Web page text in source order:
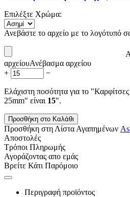
Επιλέξτε Χρώμα:
Ανεβάστε το αρχείο με το λογότυπό
αρχείουΑνέβασμα αρχείου
+
−
Ελάχιστη ποσότητα για το
25mm" είναι 15".
Προσθήκη στο Καλάθι
Προσθήκη στη Λίστα Αγαπημένων
Αποστολές
Τρόποι Πληρωμής
Αγοράζοντας απο εμάς
Βρείτε Κάτι Παρόμοιο
Περιγραφή προϊόντος